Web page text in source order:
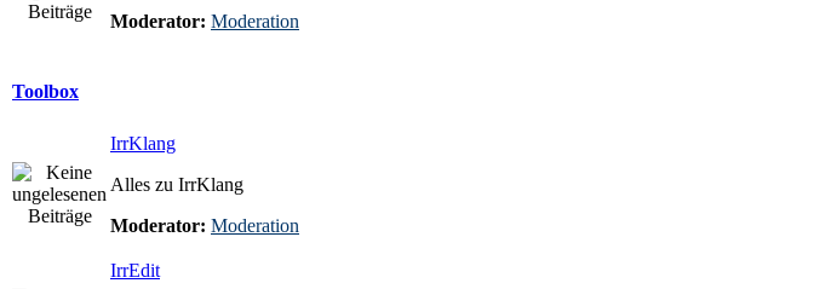
Moderator: Moderation
Toolbox
IrrKlang
Alles zu IrrKlang
Moderator: Moderation
IrrEdit